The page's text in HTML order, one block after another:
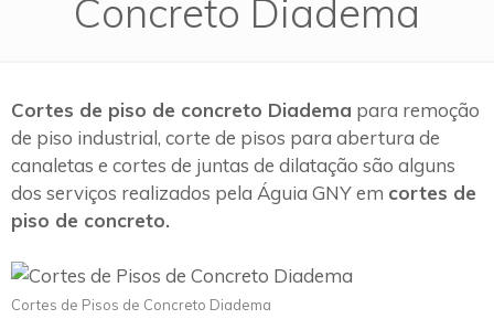
Concreto Diadema
Cortes de piso de concreto Diadema para remoção
de piso industrial, corte de pisos para abertura de
canaletas e cortes de juntas de dilatação são alguns
dos serviços realizados pela Águia GNY em cortes de
piso de concreto.
Cortes de Pisos de Concreto Diadema